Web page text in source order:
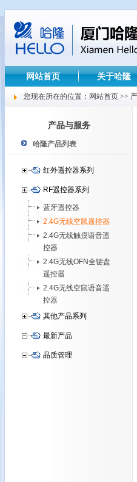
网站首页 关于哈隆
您现在所在的位置：网站首页 >>
产品与服务
哈隆产品列表
红外遥控器系列
RF遥控器系列
蓝牙遥控器
2.4G无线空鼠遥控器
2.4G无线触摸语音遥
控器
2.4G无线OFN全键盘
遥控器
2.4G无线空鼠语音遥
控器
其他产品系列
最新产品
品质管理